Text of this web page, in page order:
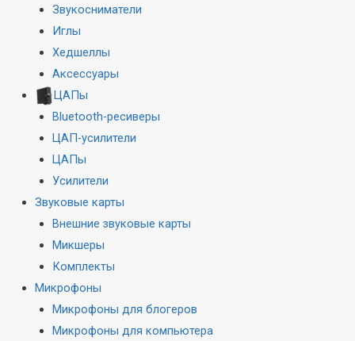
Звукосниматели
Иглы
Хедшеллы
Аксессуары
ЦАПы
Bluetooth-ресиверы
ЦАП-усилители
ЦАПы
Усилители
Звуковые карты
Внешние звуковые карты
Микшеры
Комплекты
Микрофоны
Микрофоны для блогеров
Микрофоны для компьютера